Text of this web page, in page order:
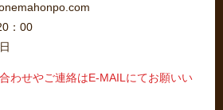
：00
わせやご連絡はE-MAILにてお願いい